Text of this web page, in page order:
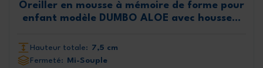
Oreiller en mousse à mémoire de forme pour
enfant modèle DUMBO ALOE avec housse...
Hauteur totale: 7,5 cm
Fermeté: Mi-Souple